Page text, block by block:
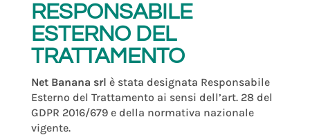
RESPONSABILE
ESTERNO DEL
TRATTAMENTO
Net Banana srl è stata designata Responsabile
Esterno del Trattamento ai sensi dell’art. 28 del
GDPR 2016/679 e della normativa nazionale
vigente.